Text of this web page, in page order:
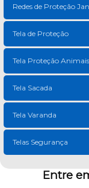
Redes de Proteção
Tela de Proteção
Tela Proteção Animais
Tela Sacada
Tela Varanda
Telas Segurança
Entre